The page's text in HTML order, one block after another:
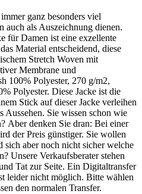
ganz besonders viel
auch als Auszeichnung dienen.
für Damen ist eine exzellente
Material entscheidend, diese
Stretch Woven mit
Membrane und
100% Polyester, 270 g/m2,
Polyester. Diese Jacke ist die
Stick auf dieser Jacke verleihen
Aussehen. Sie wissen schon wie
Aber denken Sie dran: Bei einer
der Preis günstiger. Sie wollen
sich aber noch nicht sicher welche
Unsere Verkaufsberater stehen
Tat zur Seite. Ein Digitaltransfer
leider nicht möglich. Bitte wählen
den normalen Transfer.